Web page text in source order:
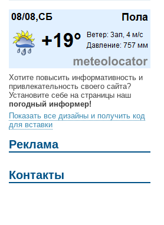
Хотите повысить информативность и
привлекательность своего сайта?
Установите себе на страницы наш
погодный информер!
Показать все дизайны и получить код
для вставки
Реклама
Контакты